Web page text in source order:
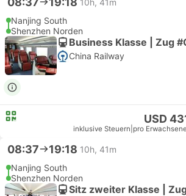
Nanjing South
Shenzhen Norden
Business Klasse | Zug
China Railway
USD
inklusive Steuern pro
08:37 19:18 10h, 41m
Nanjing South
Shenzhen Norden
Sitz zweiter Klasse |